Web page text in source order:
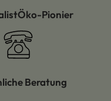
Öko-Pionier
Beratung